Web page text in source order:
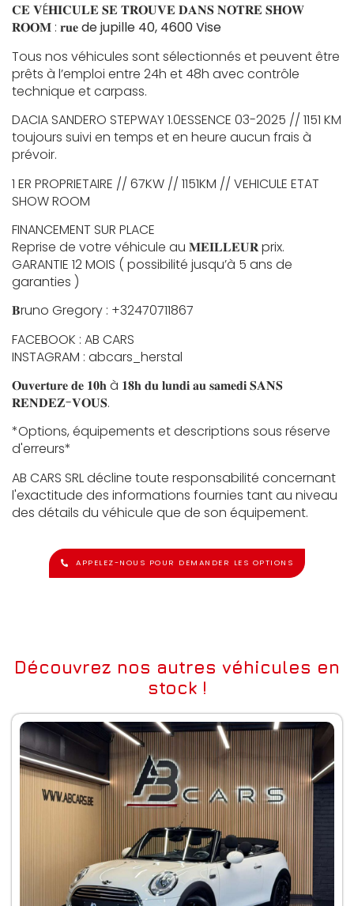
𝐂𝐄 𝐕É𝐇𝐈𝐂𝐔𝐋𝐄 𝐒𝐄 𝐓𝐑𝐎𝐔𝐕𝐄 𝐃𝐀𝐍𝐒 𝐍𝐎𝐓𝐑𝐄 𝐒𝐇𝐎𝐖
𝐑𝐎𝐎𝐌 : 𝐫𝐮𝐞de jupille 40, 4600 Vise
Tous nos véhicules sont sélectionnés et peuvent être
prêts à l’emploi entre 24h et 48h avec contrôle
technique et carpass.
DACIA SANDERO STEPWAY 1.0ESSENCE 03-2025 // 1151 KM
toujours suivi en temps et en heure aucun frais à
prévoir.
1 ER PROPRIETAIRE // 67KW // 1151KM // VEHICULE ETAT
SHOW ROOM
FINANCEMENT SUR PLACE
Reprise de votre véhicule au 𝐌𝐄𝐈𝐋𝐋𝐄𝐔𝐑 prix.
GARANTIE 12 MOIS ( possibilité jusqu’à 5 ans de
garanties )
𝐁runo Gregory : +32470711867
FACEBOOK : AB CARS
INSTAGRAM : abcars_herstal
𝐎𝐮𝐯𝐞𝐫𝐭𝐮𝐫𝐞 𝐝𝐞 𝟏𝟎𝐡 à 𝟏𝟖𝐡 𝐝𝐮 𝐥𝐮𝐧𝐝𝐢 𝐚𝐮 𝐬𝐚𝐦𝐞𝐝𝐢 𝐒𝐀𝐍𝐒
𝐑𝐄𝐍𝐃𝐄𝐙-𝐕𝐎𝐔𝐒.
*Options, équipements et descriptions sous réserve
d'erreurs*
AB CARS SRL décline toute responsabilité concernant
l'exactitude des informations fournies tant au niveau
des détails du véhicule que de son équipement.
APPELEZ-NOUS POUR DEMANDER LES OPTIONS
Découvrez nos autres véhicules en
stock !